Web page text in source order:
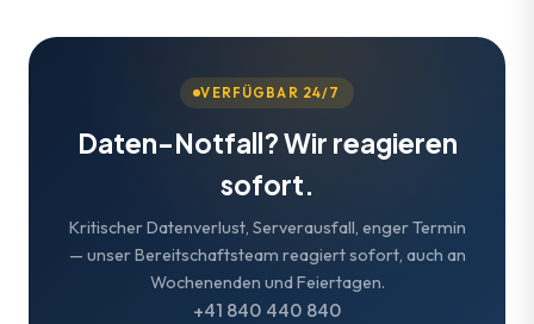
VERFÜGBAR 24/7
Daten-Notfall? Wir reagieren
sofort.
Kritischer Datenverlust, Serverausfall, enger Termin
— unser Bereitschaftsteam reagiert sofort, auch an
Wochenenden und Feiertagen.
+41 840 440 840